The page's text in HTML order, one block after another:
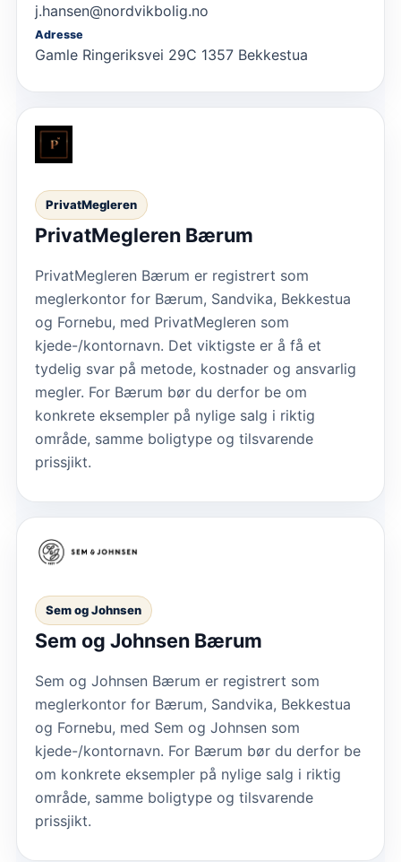
j.hansen@nordvikbolig.no
Adresse
Gamle Ringeriksvei 29C 1357 Bekkestua
PrivatMegleren
PrivatMegleren Bærum
PrivatMegleren Bærum er registrert som
meglerkontor for Bærum, Sandvika, Bekkestua
og Fornebu, med PrivatMegleren som
kjede-/kontornavn. Det viktigste er å få et
tydelig svar på metode, kostnader og ansvarlig
megler. For Bærum bør du derfor be om
konkrete eksempler på nylige salg i riktig
område, samme boligtype og tilsvarende
prissjikt.
Sem og Johnsen
Sem og Johnsen Bærum
Sem og Johnsen Bærum er registrert som
meglerkontor for Bærum, Sandvika, Bekkestua
og Fornebu, med Sem og Johnsen som
kjede-/kontornavn. For Bærum bør du derfor be
om konkrete eksempler på nylige salg i riktig
område, samme boligtype og tilsvarende
prissjikt.